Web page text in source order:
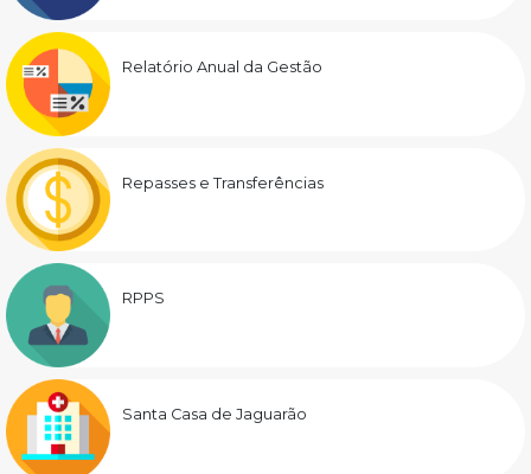
Relatório Anual da Gestão
Repasses e Transferências
RPPS
Santa Casa de Jaguarão